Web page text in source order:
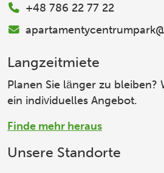
+48 786 22 77 22
Langzeitmiete
Planen Sie länger zu bleiben?
ein individuelles Angebot.
Finde mehr heraus
Unsere Standorte